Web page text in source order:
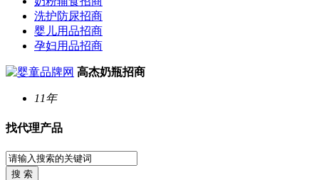
洗护防尿招商
婴儿用品招商
孕妇用品招商
高杰奶瓶招商
11年
找代理产品